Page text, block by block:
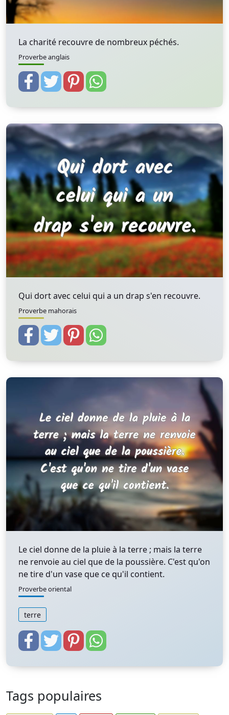
La charité recouvre de nombreux péchés.
Proverbe anglais
Qui dort avec celui qui a un drap s'en recouvre.
Proverbe mahorais
Le ciel donne de la pluie à la terre ; mais la terre
ne renvoie au ciel que de la poussière. C'est qu'on
ne tire d'un vase que ce qu'il contient.
Proverbe oriental
terre
Tags populaires